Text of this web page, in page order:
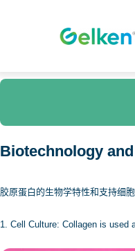
Biotechnology
胶原蛋白的生物学特性和支持细
1. Cell Culture: Collagen is used